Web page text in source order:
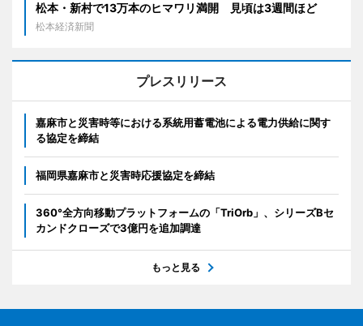
松本・新村で13万本のヒマワリ満開 見頃は3週間ほど
松本経済新聞
プレスリリース
嘉麻市と災害時等における系統用蓄電池による電力供給に関す
る協定を締結
福岡県嘉麻市と災害時応援協定を締結
360°全方向移動プラットフォームの「TriOrb」、シリーズBセ
カンドクローズで3億円を追加調達
もっと見る